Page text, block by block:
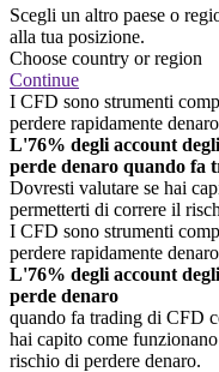
Scegli un altro paese o
alla tua posizione.
Choose country or region
Continue
I CFD sono strumenti
perdere rapidamente
L'76% degli account
perde denaro quando fa
Dovresti valutare se hai
permetterti di correre il
I CFD sono strumenti
perdere rapidamente
L'76% degli account
perde denaro
quando fa trading di CFD
hai capito come
rischio di perdere denaro.